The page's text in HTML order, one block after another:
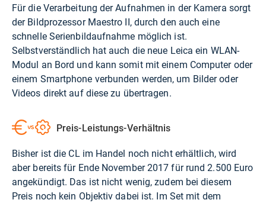
Für die Verarbeitung der Aufnahmen in der Kamera sorgt
der Bildprozessor Maestro II, durch den auch eine
schnelle Serienbildaufnahme möglich ist.
Selbstverständlich hat auch die neue Leica ein WLAN-
Modul an Bord und kann somit mit einem Computer oder
einem Smartphone verbunden werden, um Bilder oder
Videos direkt auf diese zu übertragen.
Preis-Leistungs-Verhältnis
Bisher ist die CL im Handel noch nicht erhältlich, wird
aber bereits für Ende November 2017 für rund 2.500 Euro
angekündigt. Das ist nicht wenig, zudem bei diesem
Preis noch kein Objektiv dabei ist. Im Set mit dem